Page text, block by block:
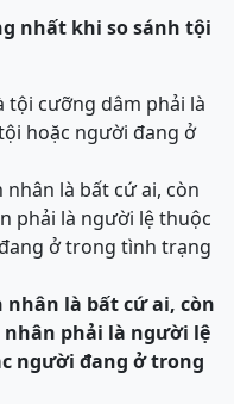
nhất khi so sánh tội
tội cưỡng dâm phải là
hoặc người đang ở
là bất cứ ai, còn
phải là người lệ thuộc
ở trong tình trạng
là bất cứ ai, còn
phải là người lệ
người đang ở trong